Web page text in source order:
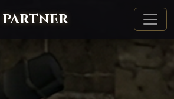
PARTNER